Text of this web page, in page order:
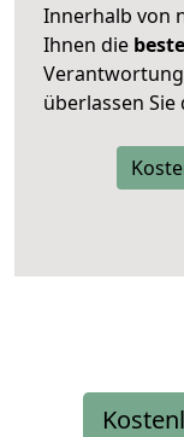
Innerhalb von
Ihnen die
überlassen